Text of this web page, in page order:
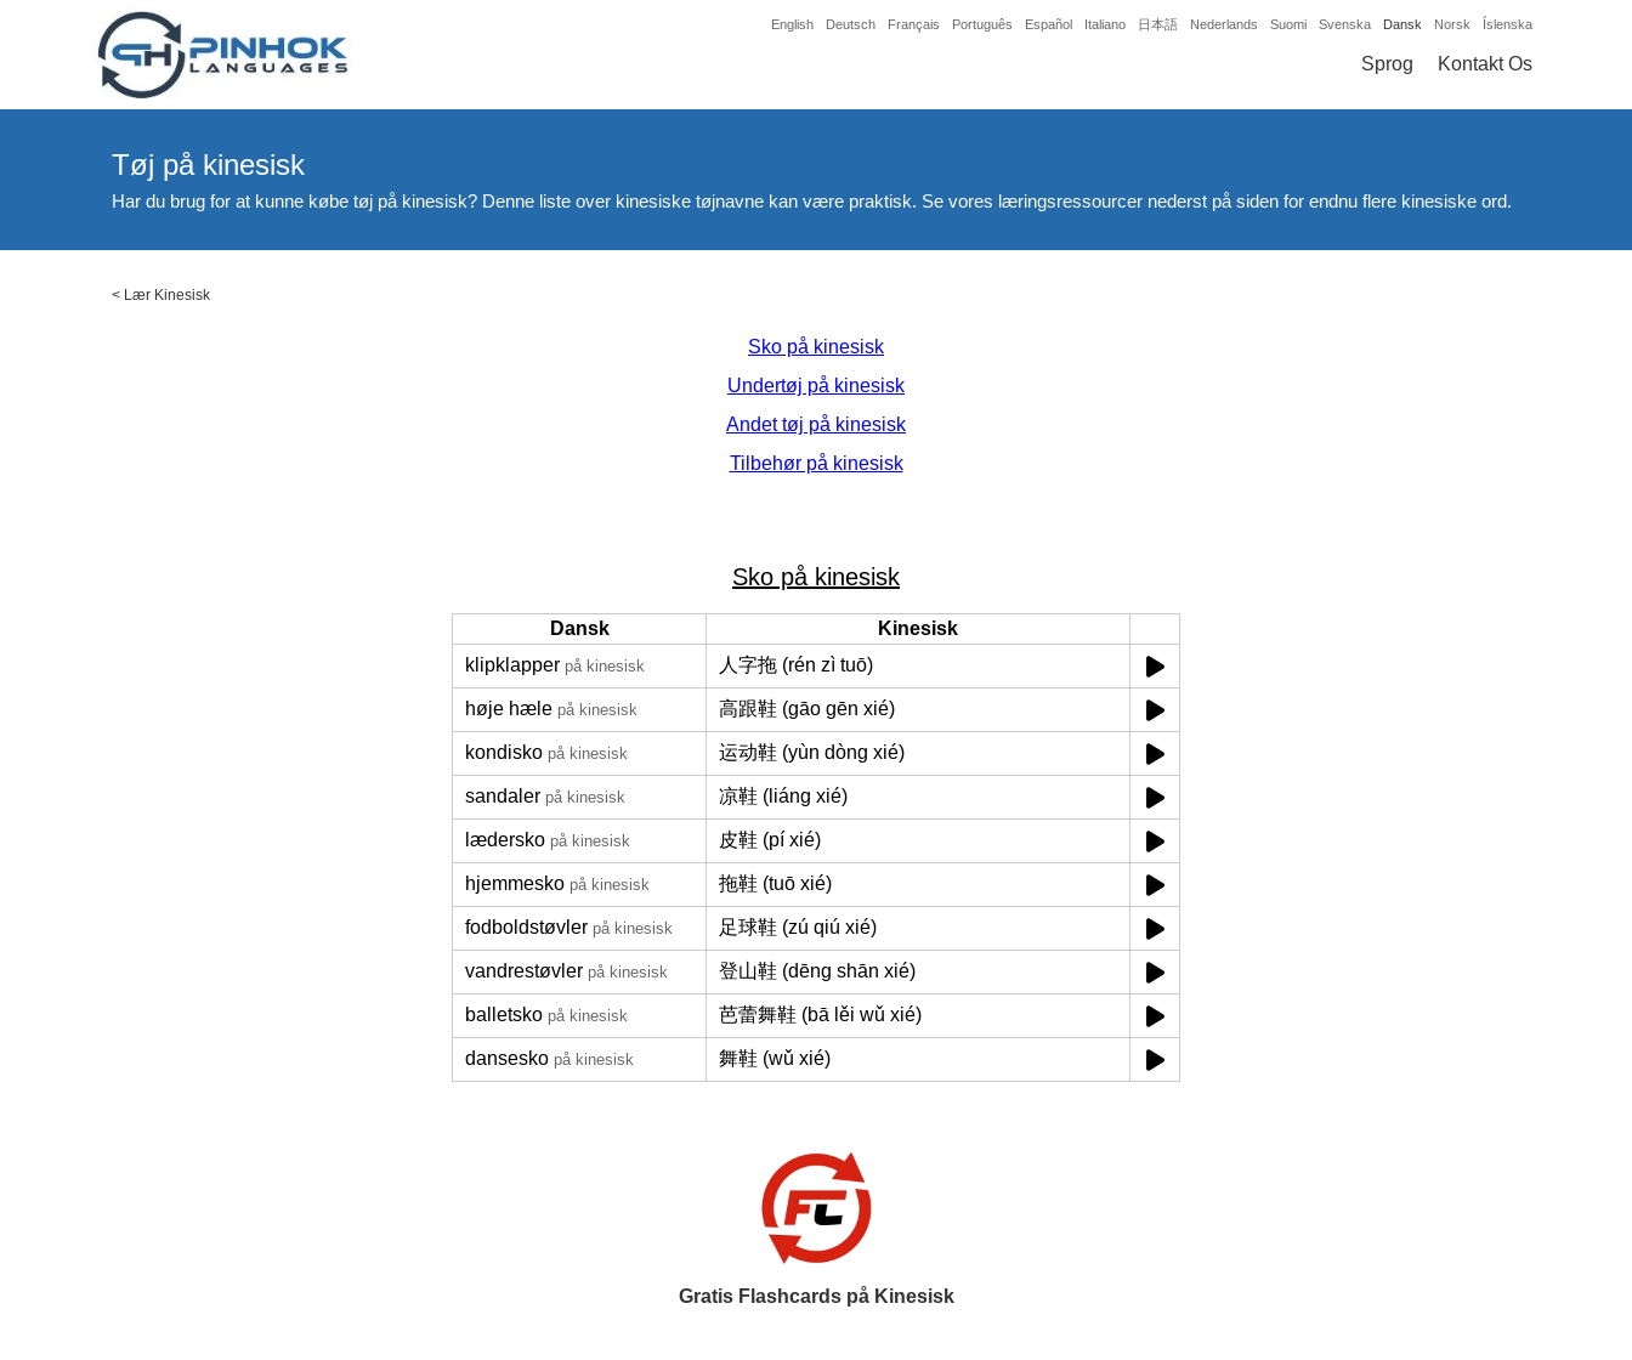
English Deutsch Français Português Español Italiano 日本語 Nederlands Suomi Svenska Dansk Norsk Íslenska
Sprog Kontakt Os
Tøj på kinesisk
Har du brug for at kunne købe tøj på kinesisk? Denne liste over kinesiske tøjnavne kan være praktisk. Se vores læringsressourcer nederst på siden for endnu flere kinesiske ord.
< Lær Kinesisk
Sko på kinesisk
Undertøj på kinesisk
Andet tøj på kinesisk
Tilbehør på kinesisk
Sko på kinesisk
Dansk
Kinesisk
klipklapper på kinesisk 人字拖 (rén zì tuō)
høje hæle på kinesisk 高跟鞋 (gāo gēn xié)
kondisko på kinesisk 运动鞋 (yùn dòng xié)
sandaler på kinesisk 凉鞋 (liáng xié)
lædersko på kinesisk 皮鞋 (pí xié)
hjemmesko på kinesisk 拖鞋 (tuō xié)
fodboldstøvler på kinesisk 足球鞋 (zú qiú xié)
vandrestøvler på kinesisk 登山鞋 (dēng shān xié)
balletsko på kinesisk 芭蕾舞鞋 (bā lěi wǔ xié)
dansesko på kinesisk 舞鞋 (wǔ xié)
Gratis Flashcards på Kinesisk